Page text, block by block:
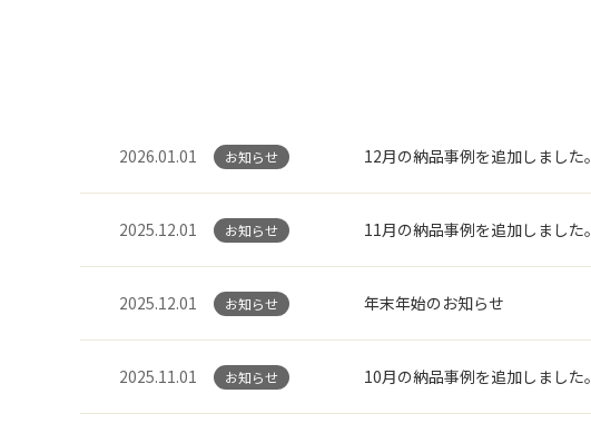
2026.01.01 お知らせ 12月の納品事例を追加しました。
2025.12.01 お知らせ 11月の納品事例を追加しました。
2025.12.01 お知らせ 年末年始のお知らせ
2025.11.01 お知らせ 10月の納品事例を追加しました。